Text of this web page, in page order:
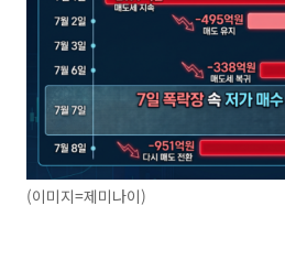
(이미지=제미나이)